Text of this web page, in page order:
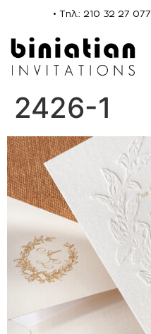
• Τηλ.: 210 32 27 077
2426-1